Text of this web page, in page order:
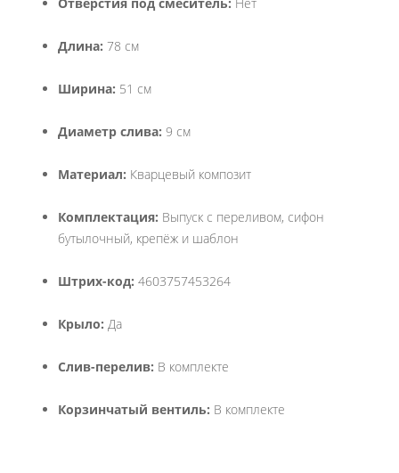
Длина: 78 см
Ширина: 51 см
Диаметр слива: 9 см
Материал: Кварцевый композит
Комплектация: Выпуск с переливом, сифон
бутылочный, крепёж и шаблон
Штрих-код: 4603757453264
Крыло: Да
Слив-перелив: В комплекте
Корзинчатый вентиль: В комплекте